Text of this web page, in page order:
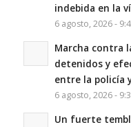
indebida en la
6 agosto, 2026 -
Marcha contra
detenidos y
entre la policía
6 agosto, 2026 -
Un fuerte